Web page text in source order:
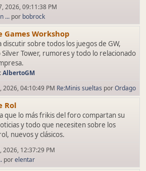
2026, 09:11:38 PM
... por bobrock
Games Workshop
discutir sobre todos los juegos de GW,
Silver Tower, rumores y todo lo relacionado
AlbertoGM
2026, 04:10:49 PM Re:Minis sueltas porOrdago
Rol
que lo más frikis del foro compartan su
y todo que necesiten sobre los
nuevos y clásicos.
2026, 12:37:29 PM
porelentar